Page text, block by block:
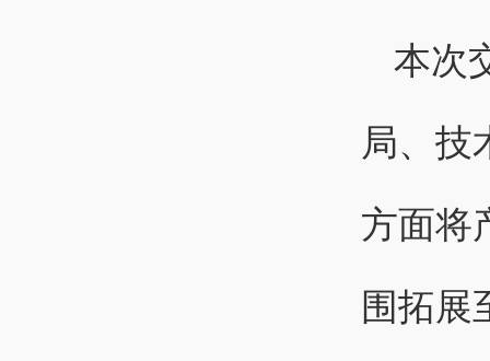
本次
局、技
方面将
围拓展